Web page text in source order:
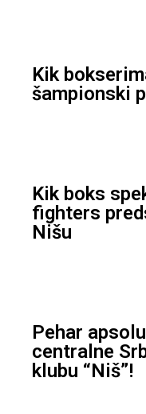
Kik
šampionski
Kik boks
fighters
Nišu
Pehar
centralne
klubu “Niš”!